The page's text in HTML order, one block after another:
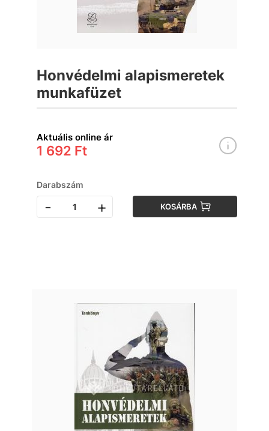
Honvédelmi alapismeretek
munkafüzet
Aktuális online ár
1 692 Ft
Darabszám
- + KOSÁRBA